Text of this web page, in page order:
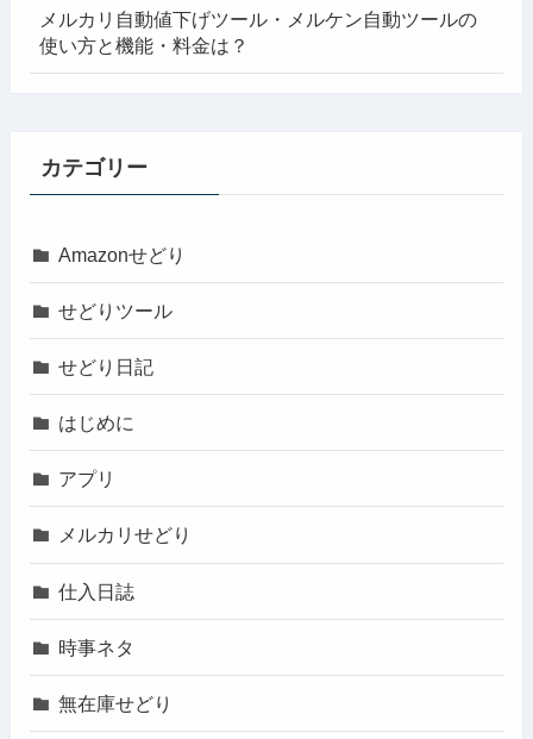
メルカリ自動値下げツール・メルケン自動ツールの
使い方と機能・料金は？
カテゴリー
Amazonせどり
せどりツール
せどり日記
はじめに
アプリ
メルカリせどり
仕入日誌
時事ネタ
無在庫せどり